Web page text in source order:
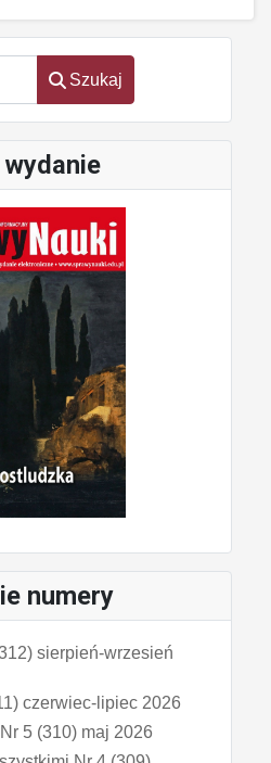
Szukaj
wydanie
numery
sierpień-wrzesień
czerwiec-lipiec 2026
5 (310) maj 2026